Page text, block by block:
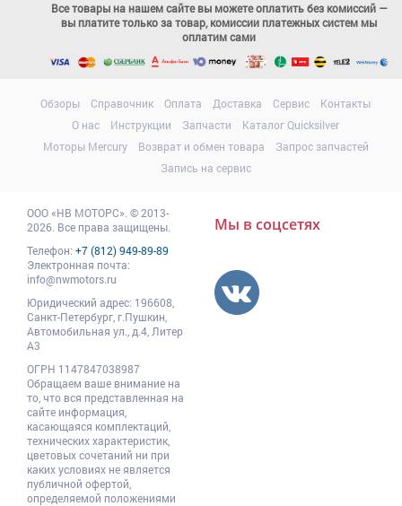
Все товары на нашем сайте вы можете оплатить без комиссий —
вы платите только за товар, комиссии платежных систем мы
оплатим сами
Обзоры Справочник Оплата Доставка Сервис
Контакты
О нас
Инструкции Запчасти
Каталог Quicksilver
Моторы Mercury
Возврат и обмен товара
Запрос запчастей
Запись на сервис
ООО«НВ МОТОРС» © 2013-
2026. Все права защищены.
Телефон: +7 (812) 949-89-89
Электронная почта:
info@nwmotors.ru
Юридический адрес: 196608
Санкт-Петербург, г.Пушкин
Автомобильная ул., д.4, Литер
А3
ОГРН 1147847038987
Обращаем ваше внимание на
то, что вся представленная на
сайте информация,
касающаяся комплектаций,
технических характеристик,
цветовых сочетаний ни при
каких условиях не является
публичной офертой,
определяемой положениями
Мы в соцсетях